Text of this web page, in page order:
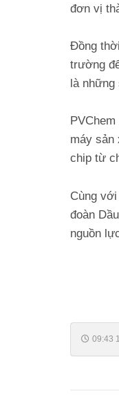
đơn vị
Đồng
trường
là
máy sản
chip từ
Cùng
đoàn
nguồn
09:43